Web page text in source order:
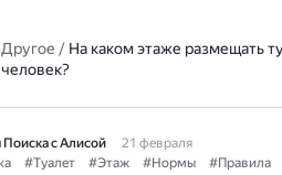
Другое / На каком этаже размещать
Поиска с Алисой
21 февраля
#Туалет #Этаж #Нормы #Правила